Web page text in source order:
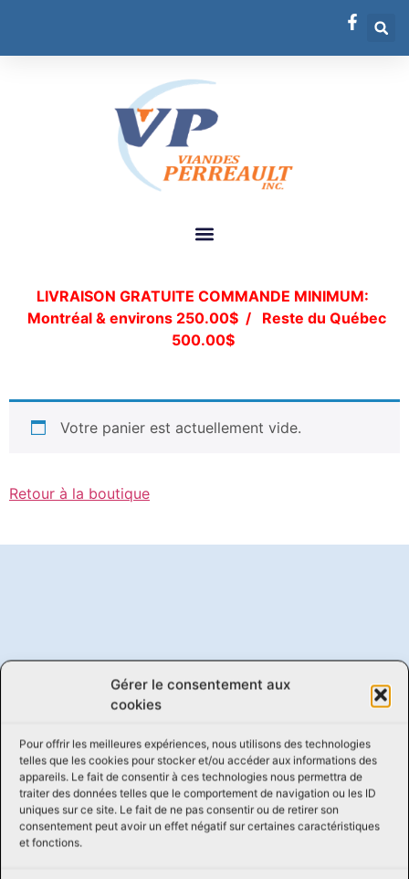
Gérer le consentement aux
cookies
Pour offrir les meilleures expériences, nous utilisons des technologies
telles que les cookies pour stocker et/ou accéder aux informations des
appareils. Le fait de consentir à ces technologies nous permettra de
traiter des données telles que le comportement de navigation ou les ID
uniques sur ce site. Le fait de ne pas consentir ou de retirer son
consentement peut avoir un effet négatif sur certaines caractéristiques
et fonctions.
LIVRAISON GRATUITE COMMANDE MINIMUM:
Montréal & environs 250.00$ / Reste du Québec
500.00$
Votre panier est actuellement vide.
Retour à la boutique